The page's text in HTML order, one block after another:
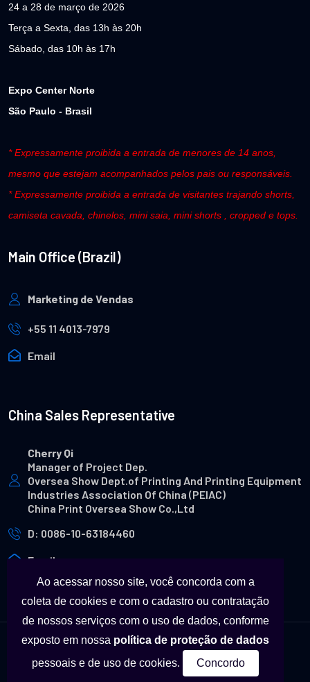
24 a 28 de março de 2026
Terça a Sexta, das 13h às 20h
Sábado, das 10h às 17h
Expo Center Norte
São Paulo - Brasil
* Expressamente proibida a entrada de menores de 14 anos,
mesmo que estejam acompanhados pelos pais ou responsáveis.
* Expressamente proibida a entrada de visitantes trajando shorts,
camiseta cavada, chinelos, mini saia, mini shorts , cropped e tops.
Main Office (Brazil)
Marketing de Vendas
+55 11 4013-7979
Email
China Sales Representative
Cherry Qi
Manager of Project Dep.
Oversea Show Dept.of Printing And Printing Equipment
Industries Association Of China (PEIAC)
China Print Oversea Show Co.,Ltd
D: 0086-10-63184460
Email
© Copyright - Todas as marcas utilizadas neste site são
propriedades a seus respectivos fabricantes.
Ao acessar nosso site, você concorda com a
coleta de cookies e com o cadastro ou contratação
de nossos serviços com o uso de dados, conforme
exposto em nossa política de proteção de dados
pessoais e de uso de cookies.
Concordo